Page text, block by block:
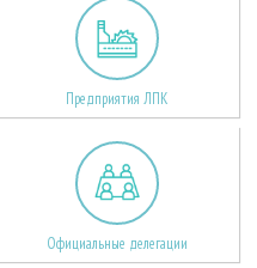
Предприятия ЛПК
Официальные делегации